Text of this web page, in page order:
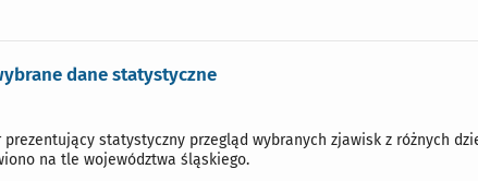
dane statystyczne
statystyczny przegląd wybranych zjawisk z różnych
na tle województwa śląskiego.